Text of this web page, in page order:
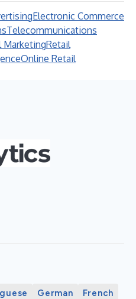
Electronic Commerce
Telecommunications
MarketingRetail
Online Retail
German
French